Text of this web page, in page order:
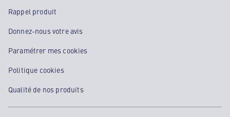
Rappel produit
Donnez-nous votre avis
Paramétrer mes cookies
Politique cookies
Qualité de nos produits